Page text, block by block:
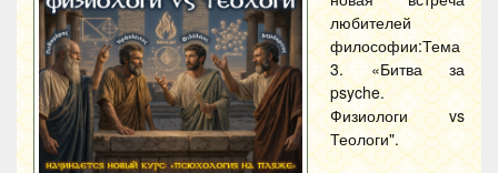
любителей
философии:Тема
3. «Битва за
psyche.
Физиологи vs
Теологи".